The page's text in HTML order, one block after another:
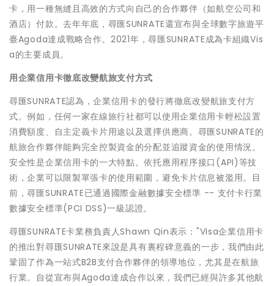
卡，用一種無縫且高效的方式向自己的合作夥伴（如航空公司和
酒店）付款。去年年底，尋匯SUNRATE還宣布與全球數字旅遊平
臺Agoda達成戰略合作。2021年，尋匯SUNRATE成為卡組織Vis
a的主要成員。
用企業信用卡徹底改變航旅支付方式
尋匯SUNRATE認為，企業信用卡的發行將徹底改變航旅支付方
式。例如，任何一家在線旅行社都可以使用企業信用卡輕松設置
消費額度、自主定義卡片用途以及選擇供應商。尋匯SUNRATE的
航旅合作夥伴能夠完全控製資金的分配並追蹤資金的使用情況。
安全性是企業信用卡的一大特點。依托應用程序接口(API)等技
術，企業可以限製單張卡的使用範圍，避免卡片信息被濫用。目
前，尋匯SUNRATE已通過國際金融數據安全標準 -- 支付卡行業
數據安全標準(PCI DSS)一級認證。
尋匯SUNRATE卡業務負責人Shawn Qin表示："Visa企業信用卡
的推出對尋匯SUNRATE來說是具有裏程碑意義的一步，我們由此
鞏固了作為一站式B2B支付合作夥伴的領導地位，尤其是在航旅
行業。自從宣布與Agoda達成合作以來，我們已經與許多其他航